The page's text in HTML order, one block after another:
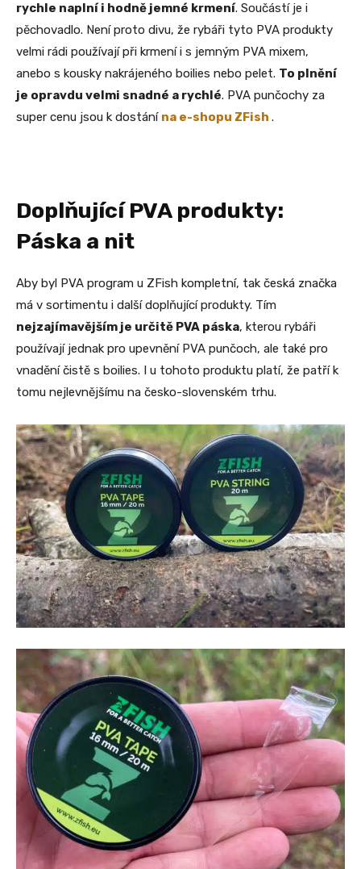
rychle naplní i hodně jemné krmení. Součástí je i
pěchovadlo. Není proto divu, že rybáři tyto PVA produkty
velmi rádi používají při krmení i s jemným PVA mixem,
anebo s kousky nakrájeného boilies nebo pelet. To plnění
je opravdu velmi snadné a rychlé. PVA punčochy za
super cenu jsou k dostání na e-shopu ZFish .
Doplňující PVA produkty:
Páska a nit
Aby byl PVA program u ZFish kompletní, tak česká značka
má v sortimentu i další doplňující produkty. Tím
nejzajímavějším je určitě PVA páska, kterou rybáři
používají jednak pro upevnění PVA punčoch, ale také pro
vnadění čistě s boilies. I u tohoto produktu platí, že patří k
tomu nejlevnějšímu na česko-slovenském trhu.